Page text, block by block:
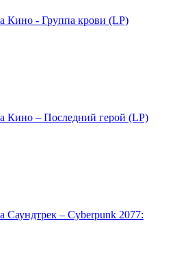
Кино - Группа крови (LP)
Кино – Последний герой (LP)
Саундтрек – Cyberpunk 2077: